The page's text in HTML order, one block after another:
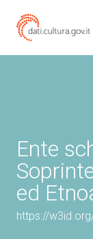
Ente
ed
https://